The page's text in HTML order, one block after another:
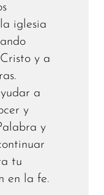
iglesia
y a
a
y
y
tu
en la fe.